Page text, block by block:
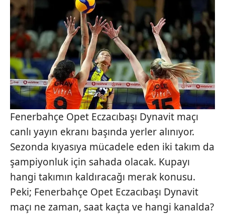
Fenerbahçe Opet Eczacıbaşı Dynavit maçı
canlı yayın ekranı başında yerler alınıyor.
Sezonda kıyasıya mücadele eden iki takım da
şampiyonluk için sahada olacak. Kupayı
hangi takımın kaldıracağı merak konusu.
Peki; Fenerbahçe Opet Eczacıbaşı Dynavit
maçı ne zaman, saat kaçta ve hangi kanalda?